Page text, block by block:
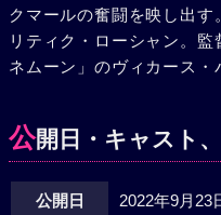
クマールの奮闘を映し出
リティク・ローシャン。
ネムーン」のヴィカース・
公開日・キャスト
公開日 2022年9月23